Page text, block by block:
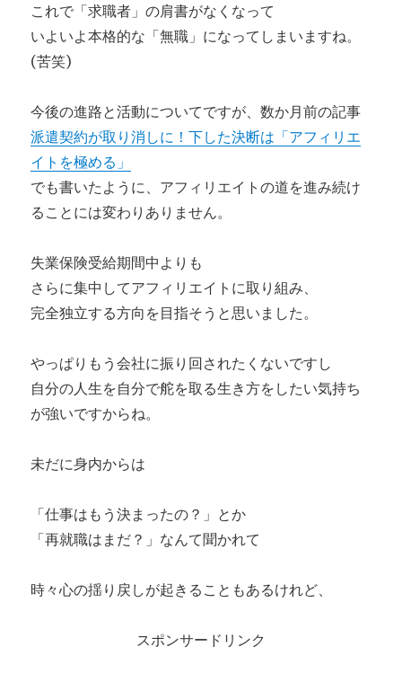
これで「求職者」の肩書がなくなって
いよいよ本格的な「無職」になってしまいますね。
(苦笑)
今後の進路と活動についてですが、数か月前の記事
派遣契約が取り消しに！下した決断は「アフィリエ
イトを極める」
でも書いたように、アフィリエイトの道を進み続け
ることには変わりありません。
失業保険受給期間中よりも
さらに集中してアフィリエイトに取り組み、
完全独立する方向を目指そうと思いました。
やっぱりもう会社に振り回されたくないですし
自分の人生を自分で舵を取る生き方をしたい気持ち
が強いですからね。
未だに身内からは
「仕事はもう決まったの？」とか
「再就職はまだ？」なんて聞かれて
時々心の揺り戻しが起きることもあるけれど、
スポンサードリンク